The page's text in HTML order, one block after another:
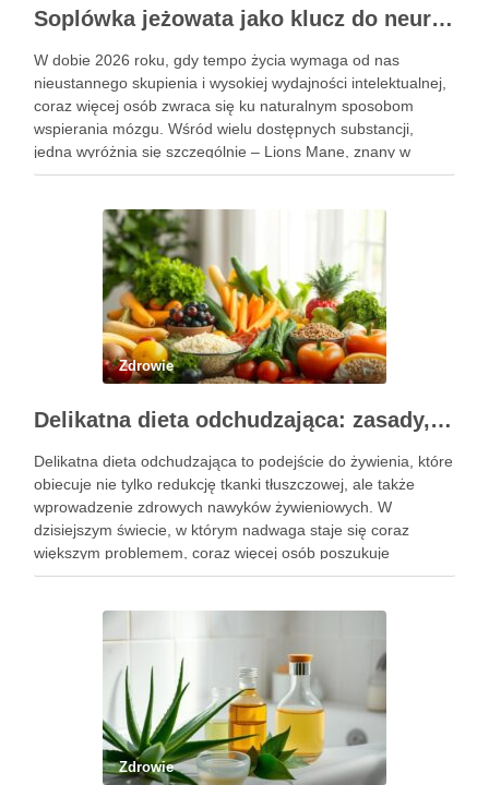
Soplówka jeżowata jako klucz do neuroregeneracji. Dlaczego Lions Mane podbija świat suplementów
W dobie 2026 roku, gdy tempo życia wymaga od nas
nieustannego skupienia i wysokiej wydajności intelektualnej,
coraz więcej osób zwraca się ku naturalnym sposobom
wspierania mózgu. Wśród wielu dostępnych substancji,
jedna wyróżnia się szczególnie – Lions Mane, znany w
Polsce jako soplówka jeżowata. Ten niezwykły grzyb witalny,
Zdrowie
Delikatna dieta odchudzająca: zasady, jadłospis i efekty
Delikatna dieta odchudzająca to podejście do żywienia, które
obiecuje nie tylko redukcję tkanki tłuszczowej, ale także
wprowadzenie zdrowych nawyków żywieniowych. W
dzisiejszym świecie, w którym nadwaga staje się coraz
większym problemem, coraz więcej osób poszukuje
sposobów na skuteczne i bezpieczne zrzucenie zbędnych
Zdrowie